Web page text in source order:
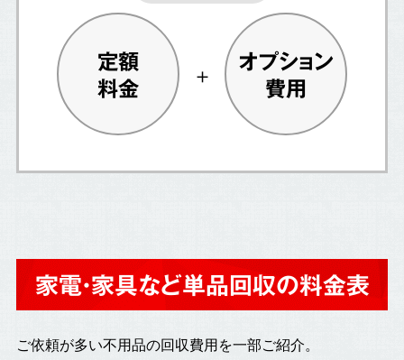
定額
料金
オプション
費用
家電・家具など単品回収の料金表
ご依頼が多い不用品の回収費用を一部ご紹介。